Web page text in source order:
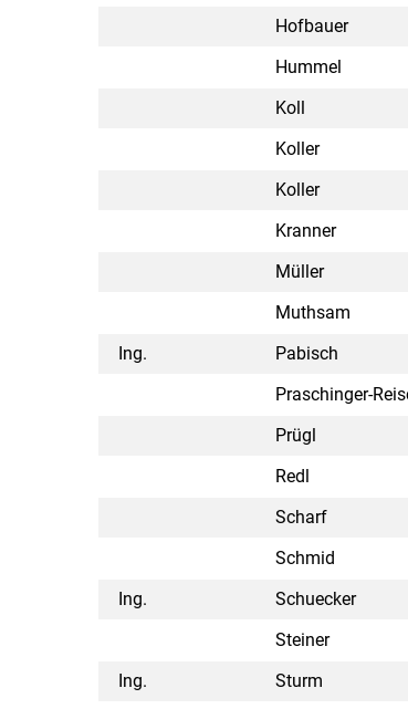
Hofbauer
Hummel
Koll
Koller
Koller
Kranner
Müller
Muthsam
Ing.
Pabisch
Praschinger-
Prügl
Redl
Scharf
Schmid
Ing.
Schuecker
Steiner
Ing.
Sturm